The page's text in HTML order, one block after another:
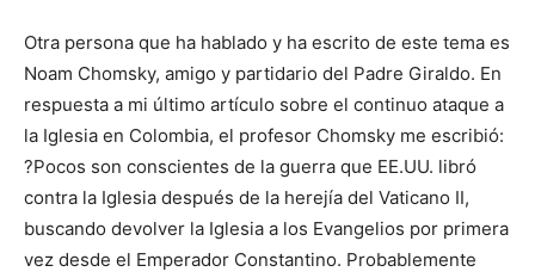
Otra persona que ha hablado y ha escrito de este tema es
Noam Chomsky, amigo y partidario del Padre Giraldo. En
respuesta a mi último artículo sobre el continuo ataque a
la Iglesia en Colombia, el profesor Chomsky me escribió:
?Pocos son conscientes de la guerra que EE.UU. libró
contra la Iglesia después de la herejía del Vaticano II,
buscando devolver la Iglesia a los Evangelios por primera
vez desde el Emperador Constantino. Probablemente